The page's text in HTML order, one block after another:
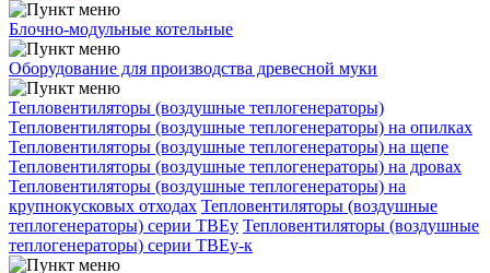
Блочно-модульные котельные
Оборудование для производства древесной муки
Тепловентиляторы (воздушные теплогенераторы)
Тепловентиляторы (воздушные теплогенераторы) на опилках
Тепловентиляторы (воздушные теплогенераторы) на щепе
Тепловентиляторы (воздушные теплогенераторы) на дровах
Тепловентиляторы (воздушные теплогенераторы) на
крупнокусковых отходах Тепловентиляторы (воздушные
теплогенераторы) серии ТВЕу Тепловентиляторы (воздушные
теплогенераторы) серии ТВЕу-к